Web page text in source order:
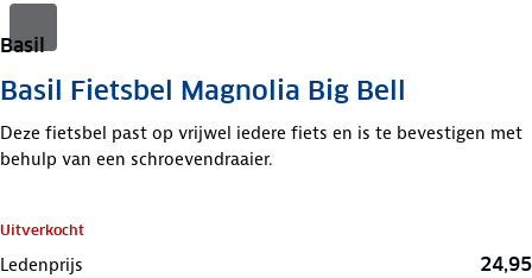
Basil
Basil Fietsbel Magnolia Big Bell
Deze fietsbel past op vrijwel iedere fiets en is te bevestigen met
behulp van een schroevendraaier.
Uitverkocht
Ledenprijs 24,95